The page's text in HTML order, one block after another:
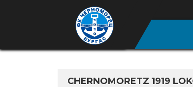
CHERNOMORETZ 1919